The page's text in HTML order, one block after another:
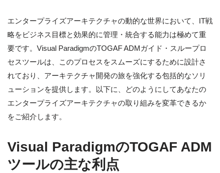
エンタープライズアーキテクチャの動的な世界において、IT戦
略をビジネス目標と効果的に管理・統合する能力は極めて重
要です。Visual ParadigmのTOGAF ADMガイド・スループロ
セスツールは、このプロセスをスムーズにするために設計さ
れており、アーキテクチャ開発の旅を強化する包括的なソリ
ューションを提供します。以下に、どのようにしてあなたの
エンタープライズアーキテクチャの取り組みを変革できるか
をご紹介します。
Visual ParadigmのTOGAF ADM
ツールの主な利点